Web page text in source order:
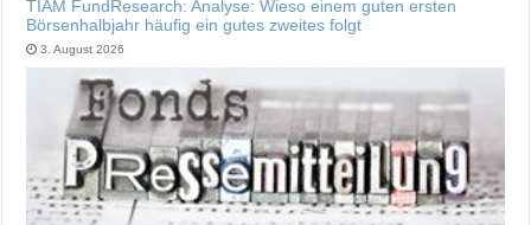
TIAM FundResearch: Analyse: Wieso einem guten ersten
Börsenhalbjahr häufig ein gutes zweites folgt
3. August 2026